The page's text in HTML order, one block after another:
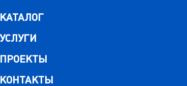
КАТАЛОГ
УСЛУГИ
ПРОЕКТЫ
КОНТАКТЫ